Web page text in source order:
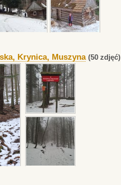
Krynica, Muszyna (50 zdjęć)